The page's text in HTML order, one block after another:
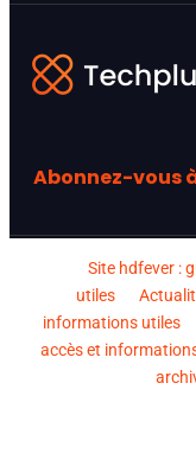
Abonnez-vous
Site hdfever :
utiles
informations utiles
accès et